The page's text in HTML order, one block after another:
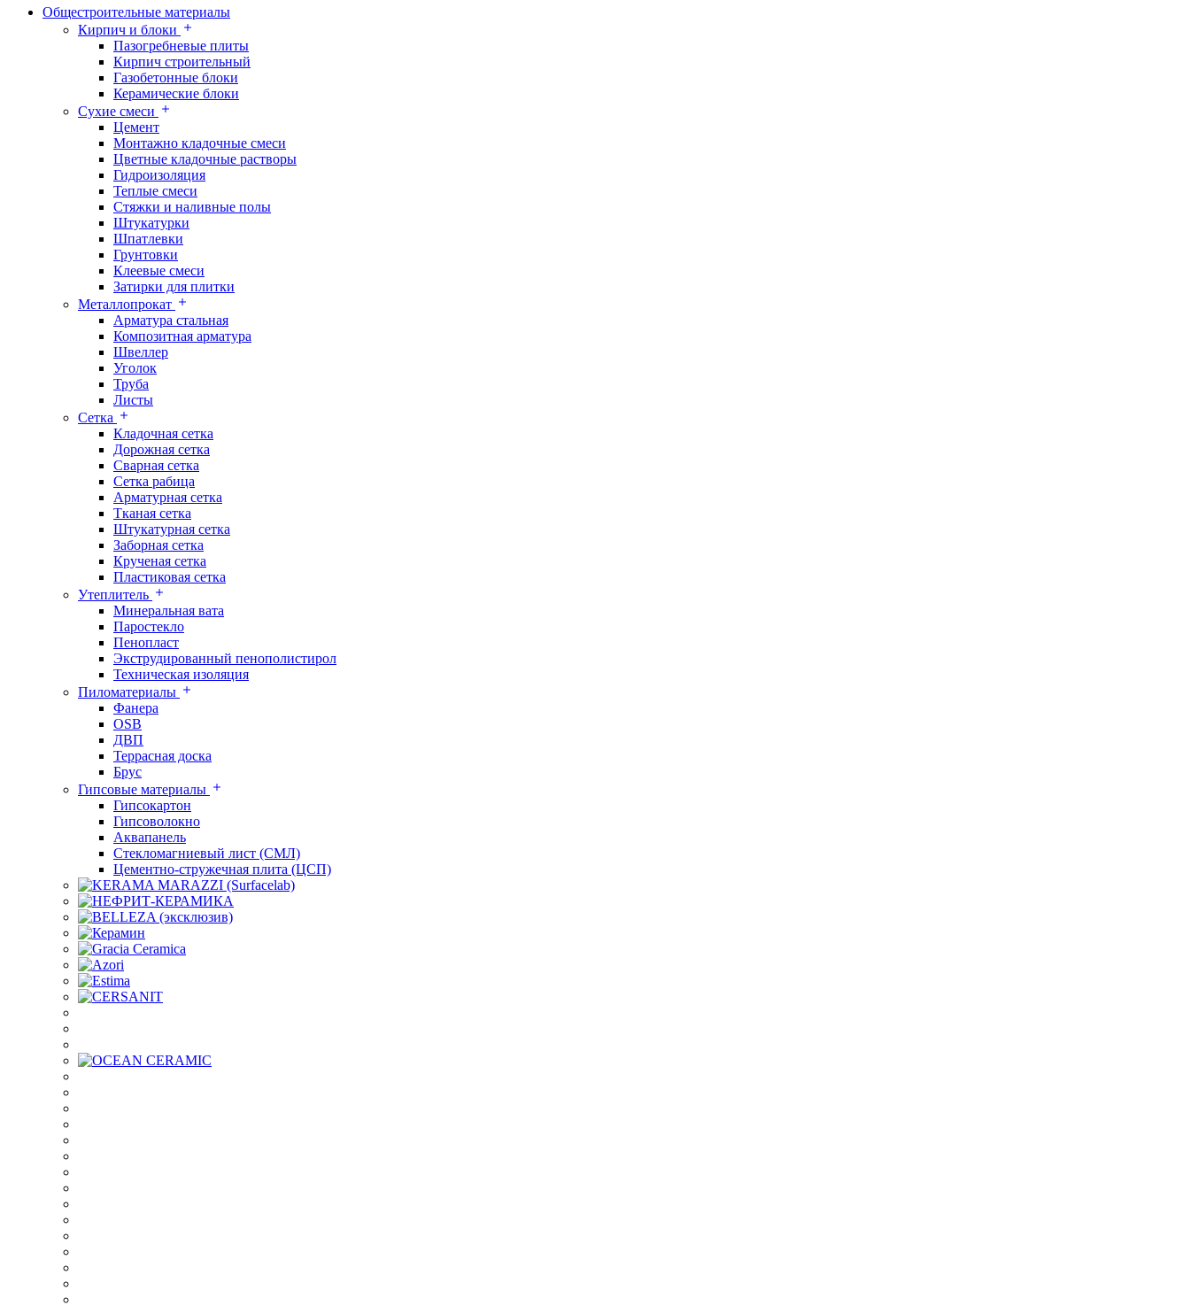
Общестроительные материалы
Кирпич и блоки
Пазогребневые плиты
Кирпич строительный
Газобетонные блоки
Керамические блоки
Сухие смеси
Цемент
Монтажно кладочные смеси
Цветные кладочные растворы
Гидроизоляция
Теплые смеси
Стяжки и наливные полы
Штукатурки
Шпатлевки
Грунтовки
Клеевые смеси
Затирки для плитки
Металлопрокат
Арматура стальная
Композитная арматура
Швеллер
Уголок
Труба
Листы
Сетка
Кладочная сетка
Дорожная сетка
Сварная сетка
Сетка рабица
Арматурная сетка
Тканая сетка
Штукатурная сетка
Заборная сетка
Крученая сетка
Пластиковая сетка
Утеплитель
Минеральная вата
Паростекло
Пенопласт
Экструдированный пенополистирол
Техническая изоляция
Пиломатериалы
Фанера
OSB
ДВП
Террасная доска
Брус
Гипсовые материалы
Гипсокартон
Гипсоволокно
Аквапанель
Стекломагниевый лист (СМЛ)
Цементно-стружечная плита (ЦСП)